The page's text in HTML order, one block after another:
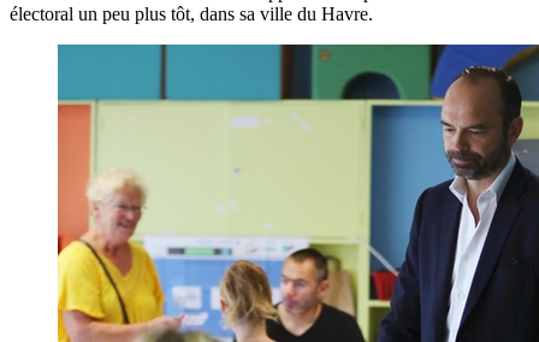
électoral un peu plus tôt, dans sa ville du Havre.